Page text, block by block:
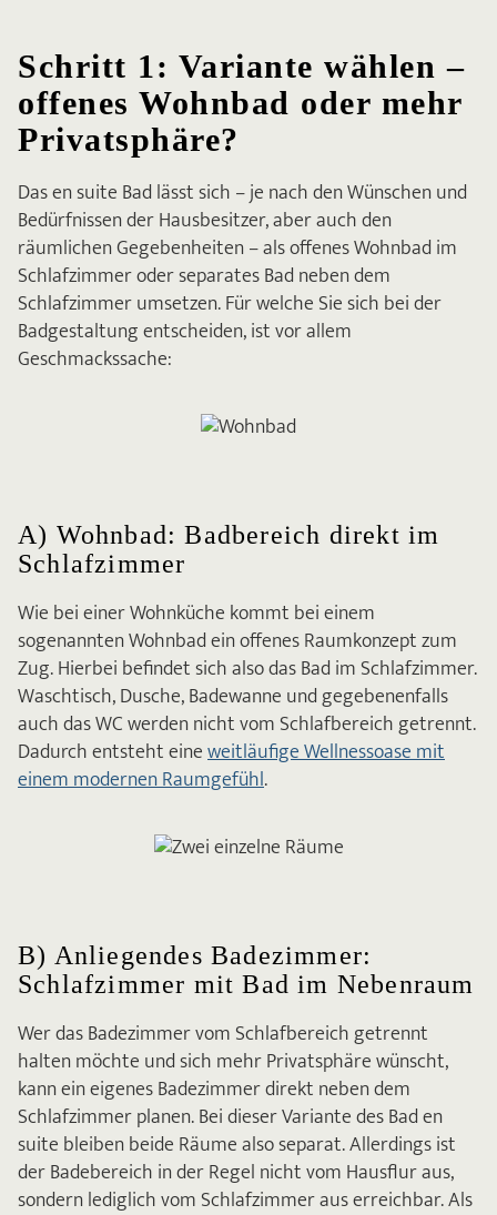
Schritt 1: Variante wählen –
offenes Wohnbad oder mehr
Privatsphäre?
Das en suite Bad lässt sich – je nach den Wünschen und
Bedürfnissen der Hausbesitzer, aber auch den
räumlichen Gegebenheiten – als offenes Wohnbad im
Schlafzimmer oder separates Bad neben dem
Schlafzimmer umsetzen. Für welche Sie sich bei der
Badgestaltung entscheiden, ist vor allem
Geschmackssache:
A) Wohnbad: Badbereich direkt im
Schlafzimmer
Wie bei einer Wohnküche kommt bei einem
sogenannten Wohnbad ein offenes Raumkonzept zum
Zug. Hierbei befindet sich also das Bad im Schlafzimmer.
Waschtisch, Dusche, Badewanne und gegebenenfalls
auch das WC werden nicht vom Schlafbereich getrennt.
Dadurch entsteht eineweitläufige Wellnessoase mit
einem modernen Raumgefühl.
B) Anliegendes Badezimmer:
Schlafzimmer mit Bad im Nebenraum
Wer das Badezimmer vom Schlafbereich getrennt
halten möchte und sich mehr Privatsphäre wünscht,
kann ein eigenes Badezimmer direkt neben dem
Schlafzimmer planen. Bei dieser Variante des Bad en
suite bleiben beide Räume also separat. Allerdings ist
der Badebereich in der Regel nicht vom Hausflur aus,
sondern lediglich vom Schlafzimmer aus erreichbar. Als